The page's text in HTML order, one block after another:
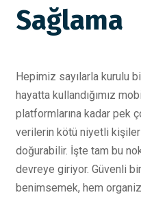
Sağlama
Hepimiz sayılarla kurulu
hayatta kullandığımız
platformlarına kadar pek
verilerin kötü niyetli
doğurabilir. İşte tam bu
devreye giriyor. Güvenli
benimsemek, hem